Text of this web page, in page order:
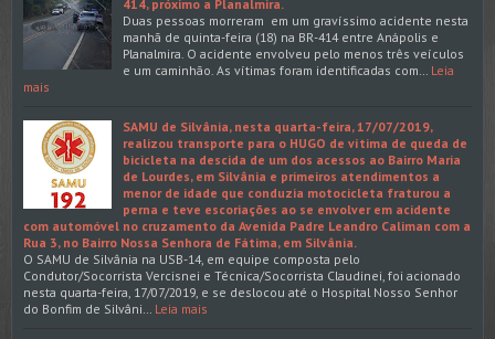
414, próximo a Planalmira.
Duas pessoas morreram em um gravíssimo acidente nesta
manhã de quinta-feira (18) na BR-414 entre Anápolis e
Planalmira. O acidente envolveu pelo menos três veículos
e um caminhão. As vítimas foram identificadas com… Leia
mais
SAMU de Silvânia, nesta quarta-feira, 17/07/2019,
realizou transporte para o HUGO de vítima de queda de
bicicleta na descida de um dos acessos ao Bairro Maria
de Lourdes, em Silvânia e primeiros atendimentos a
menor de idade que conduzia motocicleta fraturou a
perna e teve escoriações ao se envolver em acidente
com automóvel no cruzamento da Avenida Padre Leandro Caliman com a
Rua 3, no Bairro Nossa Senhora de Fátima, em Silvânia.
O SAMU de Silvânia na USB-14, em equipe composta pelo
Condutor/Socorrista Vercisnei e Técnica/Socorrista Claudinei, foi acionado
nesta quarta-feira, 17/07/2019, e se deslocou até o Hospital Nosso Senhor
do Bonfim de Silvâni… Leia mais